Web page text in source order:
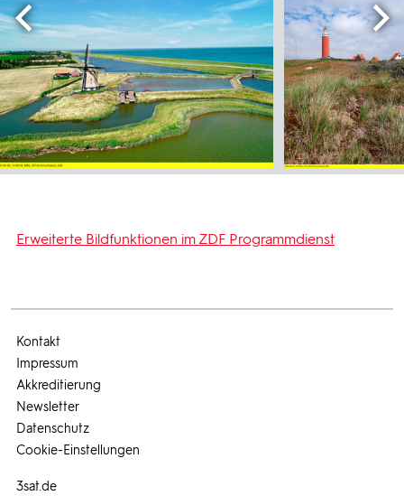
Erweiterte Bildfunktionen im ZDF Programmdienst
3sat.de
Kontakt
Impressum
Akkreditierung
Newsletter
Datenschutz
Cookie-Einstellungen